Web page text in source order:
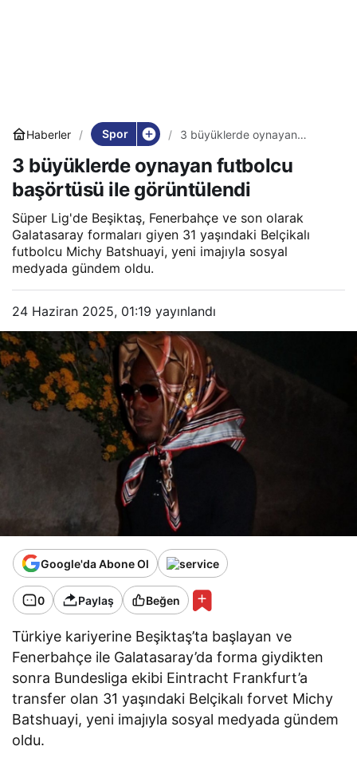
Haberler Spor
3 büyüklerde oynayan
görüntülendi
3 büyüklerde oynayan futbolcu
başörtüsü ile görüntülendi
Süper Lig'de Beşiktaş, Fenerbahçe ve son olarak
Galatasaray formaları giyen 31 yaşındaki Belçikalı
futbolcu Michy Batshuayi, yeni imajıyla sosyal
medyada gündem oldu.
24 Haziran 2025, 01:19 yayınlandı
Google'da Abone Ol
0 Paylaş Beğen
Türkiye kariyerine Beşiktaş’ta başlayan ve
Fenerbahçe ile Galatasaray’da forma giydikten
sonra Bundesliga ekibi Eintracht Frankfurt’a
transfer olan 31 yaşındaki Belçikalı forvet Michy
Batshuayi, yeni imajıyla sosyal medyada gündem
oldu.